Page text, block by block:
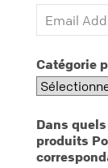
Catégorie
Dans
produits